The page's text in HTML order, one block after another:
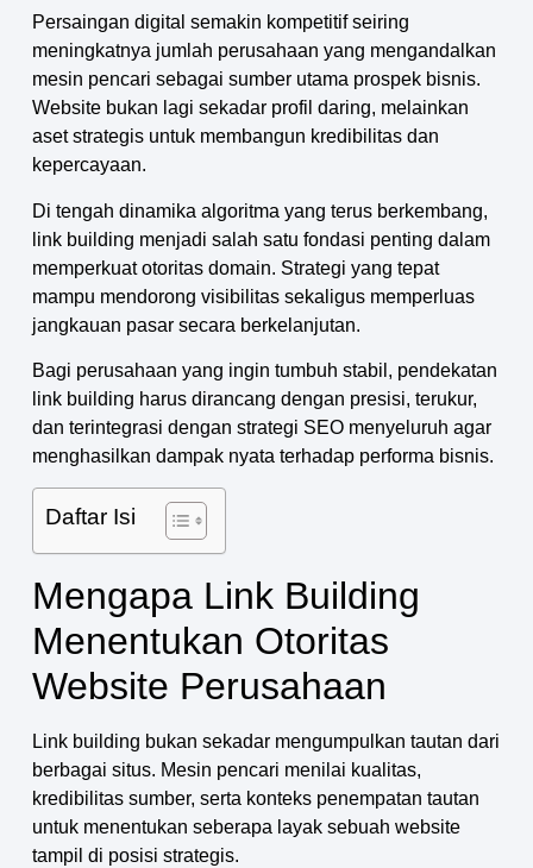
Persaingan digital semakin kompetitif seiring
meningkatnya jumlah perusahaan yang mengandalkan
mesin pencari sebagai sumber utama prospek bisnis.
Website bukan lagi sekadar profil daring, melainkan
aset strategis untuk membangun kredibilitas dan
kepercayaan.
Di tengah dinamika algoritma yang terus berkembang,
link building menjadi salah satu fondasi penting dalam
memperkuat otoritas domain. Strategi yang tepat
mampu mendorong visibilitas sekaligus memperluas
jangkauan pasar secara berkelanjutan.
Bagi perusahaan yang ingin tumbuh stabil, pendekatan
link building harus dirancang dengan presisi, terukur,
dan terintegrasi dengan strategi SEO menyeluruh agar
menghasilkan dampak nyata terhadap performa bisnis.
Daftar Isi
Mengapa Link Building
Menentukan Otoritas
Website Perusahaan
Link building bukan sekadar mengumpulkan tautan dari
berbagai situs. Mesin pencari menilai kualitas,
kredibilitas sumber, serta konteks penempatan tautan
untuk menentukan seberapa layak sebuah website
tampil di posisi strategis.